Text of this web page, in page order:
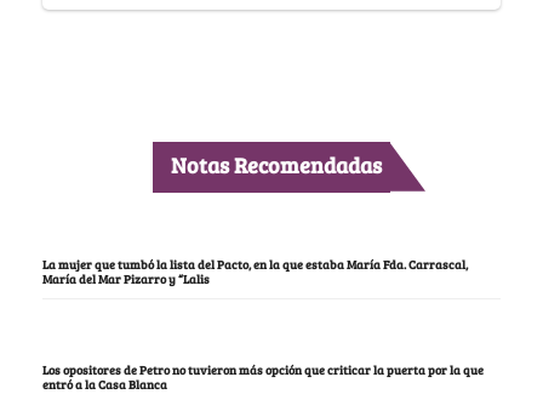
Notas Recomendadas
La mujer que tumbó la lista del Pacto, en la que estaba María Fda. Carrascal,
María del Mar Pizarro y “Lalis
Los opositores de Petro no tuvieron más opción que criticar la puerta por la que
entró a la Casa Blanca